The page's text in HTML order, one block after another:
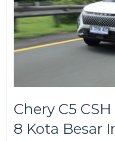
Chery C5
8 Kota Besar